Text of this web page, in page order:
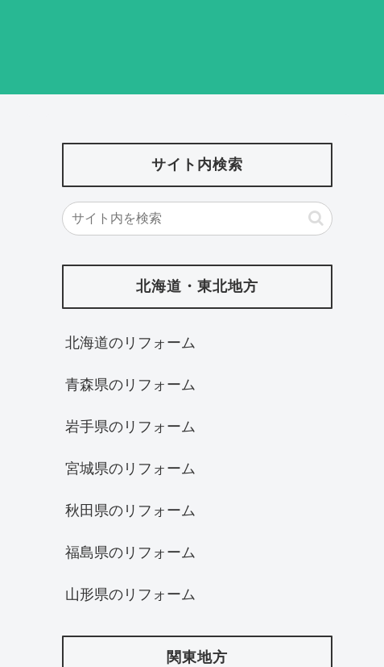
サイト内検索
北海道・東北地方
北海道‎のリフォーム
青森県のリフォーム
岩手県のリフォーム
宮城県のリフォーム
秋田県のリフォーム
福島県のリフォーム
山形県のリフォーム
関東地方